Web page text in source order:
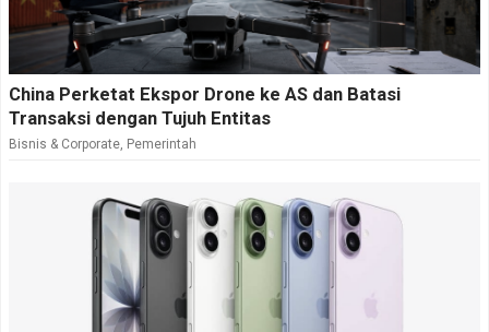
China Perketat Ekspor Drone ke AS dan Batasi
Transaksi dengan Tujuh Entitas
Bisnis & Corporate, Pemerintah